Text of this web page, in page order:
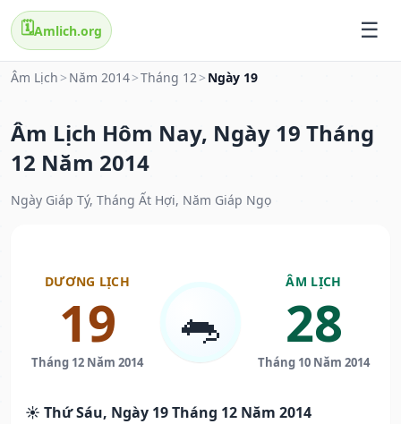
🗓️Amlich.org
Âm Lịch > Năm 2014>Tháng 12> Ngày 19
Âm Lịch Hôm Nay, Ngày 19 Tháng
12 Năm 2014
Ngày Giáp Tý, Tháng Ất Hợi, Năm Giáp Ngọ
DƯƠNG LỊCH
19
Tháng 12 Năm 2014
🐀
ÂM LỊCH
28
Tháng 10 Năm 2014
☀️ Thứ Sáu, Ngày 19 Tháng 12 Năm 2014